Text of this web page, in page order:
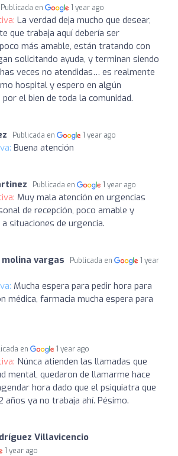
Publicada en 1 year ago
La verdad deja mucho que desear,
que trabaja aquí debería ser
más amable, están tratando con
solicitando ayuda, y terminan siendo
veces no atendidas… es realmente
hospital y espero en algún
el bien de toda la comunidad.
Publicada en 1 year ago
Buena atención
Publicada en 1 year ago
Muy mala atención en urgencias
de recepción, poco amable y
situaciones de urgencia.
vargas Publicada en
1 year
Mucha espera para pedir hora para
médica, farmacia mucha espera para
en 1 year ago
Núnca atienden las llamadas que
mental, quedaron de llamarme hace
hora dado que el psiquiatra que
años ya no trabaja ahí. Pésimo.
Villavicencio
1 year ago